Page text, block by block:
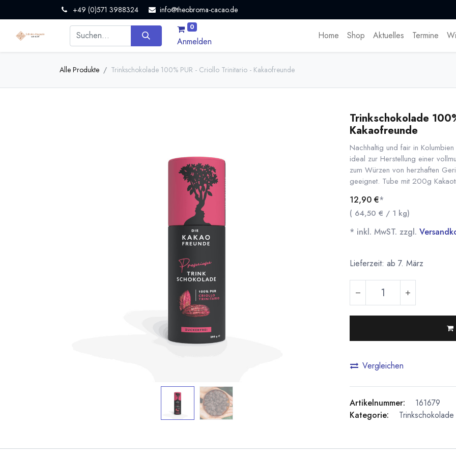
+49 (0)571 3988324 info@theobroma-cacao.de
0
Anmelden
Home Shop Aktuelles Termine
Alle Produkte Trinkschokolade 100% PUR - Criollo Trinitario - Kakaofreunde
Trinkschokolade
Kakaofreunde
Nachhaltig und fair in
ideal zur Herstellung einer
zum Würzen von herzhaften
geeignet. Tube mit 200g
12,90 €*
( 64,50 € / 1 kg)
* inkl. MwST. zzgl.
Lieferzeit: ab 7. März
Vergleichen
Artikelnummer:
161679
Kategorie:
Trinkschokolade